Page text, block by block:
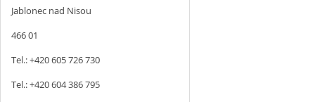
Jablonec nad Nisou
466 01
Tel.: +420 605 726 730
Tel.: +420 604 386 795